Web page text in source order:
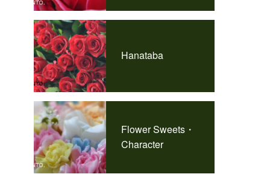
Hanataba
Flower Sweets・
Character